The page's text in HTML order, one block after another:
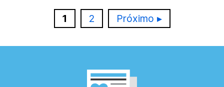
Página
1 Página
2 Próximo